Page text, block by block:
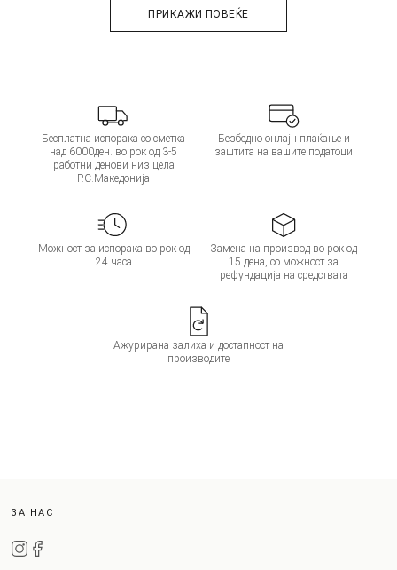
ПРИКАЖИ ПОВЕЌЕ
Бесплатна испорака со сметка
над 6000ден. во рок од 3-5
работни денови низ цела
Р.С.Македонија
Безбедно онлајн плаќање и
заштита на вашите податоци
Можност за испорака во рок од
24 часа
Замена на производ во рок од
15 дена, со можност за
рефундација на средствата
Ажурирана залиха и достапност на
производите
ЗА НАС